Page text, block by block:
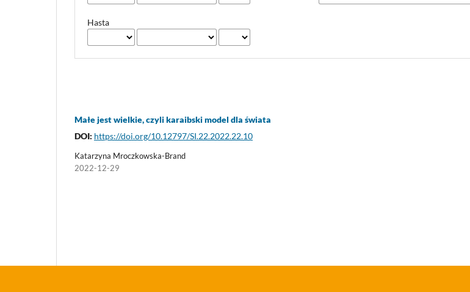
Hasta
Małe jest wielkie, czyli karaibski model dla świata
DOI: https://doi.org/10.12797/SI.22.2022.22.10
Katarzyna Mroczkowska-Brand
2022-12-29